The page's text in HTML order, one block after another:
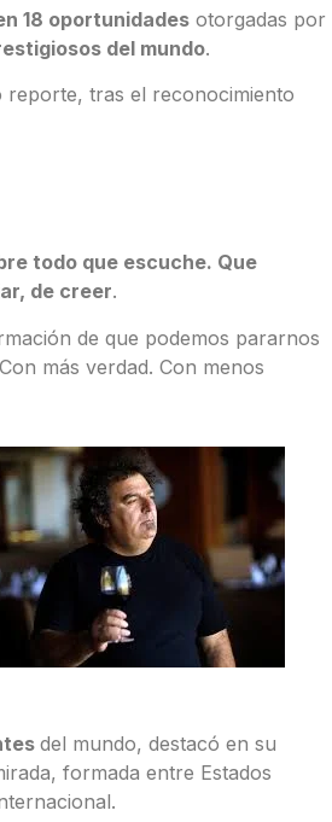
18 oportunidadesotorgadas por
del mundo.
reporte, tras el reconocimiento
todo que escuche. Que
de creer.
de que podemos pararnos
más verdad. Con menos
del mundo, destacó en su
formada entre Estados